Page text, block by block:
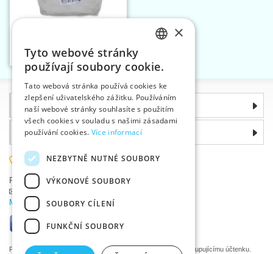
Vložit do košíku
Informace
Proč si zvolit právě nás
585 051 217
Plzeňská 868, 783 91 Uničov, Česká republika
Položit dotaz
Máte problémy s přihlášením ?
Podle zákona o evidenci tržeb je prodávající povinen vystavit kupujícímu účtenku.
ENGLISH
GERMAN
×
Tyto webové stránky
používají soubory cookie.
Tato webová stránka používá cookies ke
zlepšení uživatelského zážitku. Používáním
naší webové stránky souhlasíte s použitím
všech cookies v souladu s našimi zásadami
používání cookies. Více informací
NEZBYTNĚ NUTNÉ SOUBORY
VÝKONOVÉ SOUBORY
SOUBORY CÍLENÍ
FUNKČNÍ SOUBORY